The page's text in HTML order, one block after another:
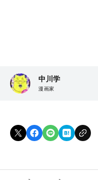
中川学
漫画家